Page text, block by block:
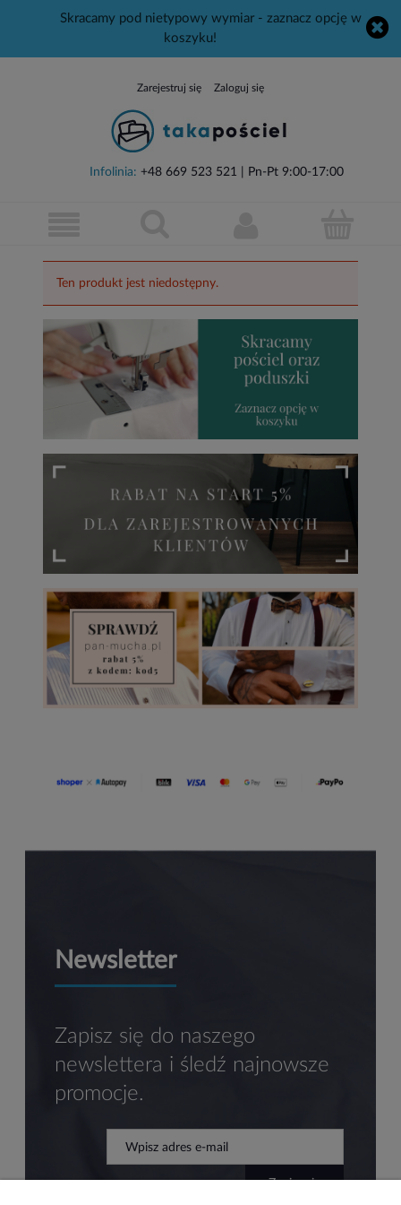
Skracamy pod nietypowy wymiar - zaznacz opcję w
koszyku!
Zarejestruj się Zaloguj się
Infolinia: +48 669 523 521 | Pn-Pt 9:00-17:00
Ten produkt jest niedostępny.
Newsletter
Zapisz się do naszego
newslettera i śledź najnowsze
promocje.
zapisz się